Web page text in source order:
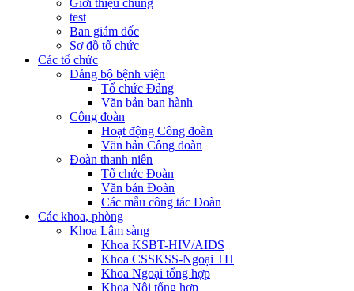
test
Ban giám đốc
Sơ đồ tổ chức
Các tổ chức
Đảng bộ bệnh viện
Tổ chức Đảng
Văn bản ban hành
Công đoàn
Hoạt động Công đoàn
Văn bản Công đoàn
Đoàn thanh niên
Tổ chức Đoàn
Văn bản Đoàn
Các mẫu công tác Đoàn
Các khoa, phòng
Khoa Lâm sàng
Khoa KSBT-HIV/AIDS
Khoa CSSKSS-Ngoại TH
Khoa Ngoại tổng hợp
Khoa Nội tổng hợp